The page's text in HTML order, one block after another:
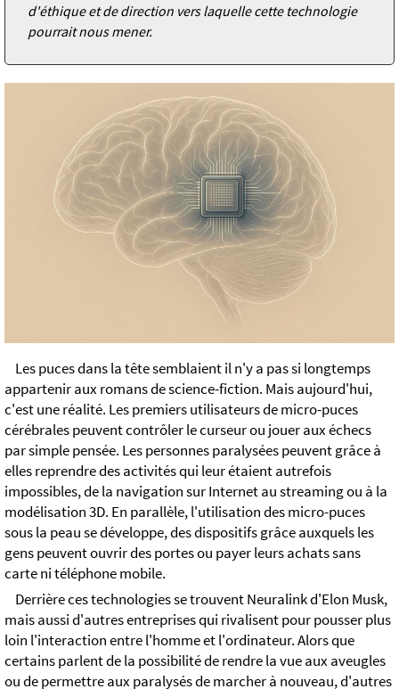
d'éthique et de direction vers laquelle cette technologie
pourrait nous mener.
Les puces dans la tête semblaient il n'y a pas si longtemps
appartenir aux romans de science-fiction. Mais aujourd'hui,
c'est une réalité. Les premiers utilisateurs de micro-puces
cérébrales peuvent contrôler le curseur ou jouer aux échecs
par simple pensée. Les personnes paralysées peuvent grâce à
elles reprendre des activités qui leur étaient autrefois
impossibles, de la navigation sur Internet au streaming ou à la
modélisation 3D. En parallèle, l'utilisation des micro-puces
sous la peau se développe, des dispositifs grâce auxquels les
gens peuvent ouvrir des portes ou payer leurs achats sans
carte ni téléphone mobile.
Derrière ces technologies se trouvent Neuralink d'Elon Musk,
mais aussi d'autres entreprises qui rivalisent pour pousser plus
loin l'interaction entre l'homme et l'ordinateur. Alors que
certains parlent de la possibilité de rendre la vue aux aveugles
ou de permettre aux paralysés de marcher à nouveau, d'autres